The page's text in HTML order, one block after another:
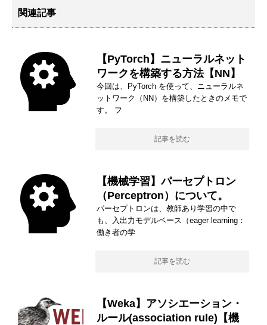
関連記事
【PyTorch】ニューラルネット
ワークを構築する方法【NN】
今回は、PyTorch を使って、ニューラルネ
ットワーク（NN）を構築したときのメモで
す。 フ
記事を読む
【機械学習】パーセプトロン
（Perceptron）について。
パーセプトロンは、教師あり学習の中で
も、入出力モデルベース（eager learning：
働き者の学
記事を読む
【Weka】アソシエーション・
ルール(association rule)【機